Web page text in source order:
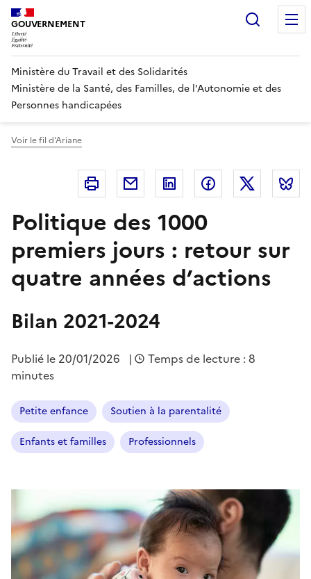
Panneau de gestion des cookies
GOUVERNEMENT
Ministère du Travail et des Solidarités
Ministère de la Santé, des Familles, de l'Autonomie et des
Personnes handicapées
Voir le fil d'Ariane
Imprimer Courriel Linkedin FacebookTwitter
Politique des 1000
premiers jours : retour sur
quatre années d’actions
Bilan 2021-2024
Publié le 20/01/2026 |
Temps de lecture : 8
minutes
Petite enfance Soutien à la parentalité
Enfants et familles Professionnels